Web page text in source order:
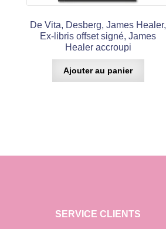
De Vita, Desberg, James Healer,
Ex-libris offset signé, James
Healer accroupi
Ajouter au panier
SERVICE CLIENTS